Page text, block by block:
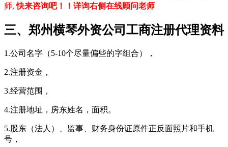
师,快来咨询吧！！详询右侧在线顾问老师
三、郑州横琴外资公司工商注册代理资料
1.公司名字（5-10个尽量偏些的字组合），
2.注册资金，
3.经营范围，
4.注册地址，房东姓名，面积。
5.股东（法人）、监事、财务身份证原件正反面照片和手机
号，